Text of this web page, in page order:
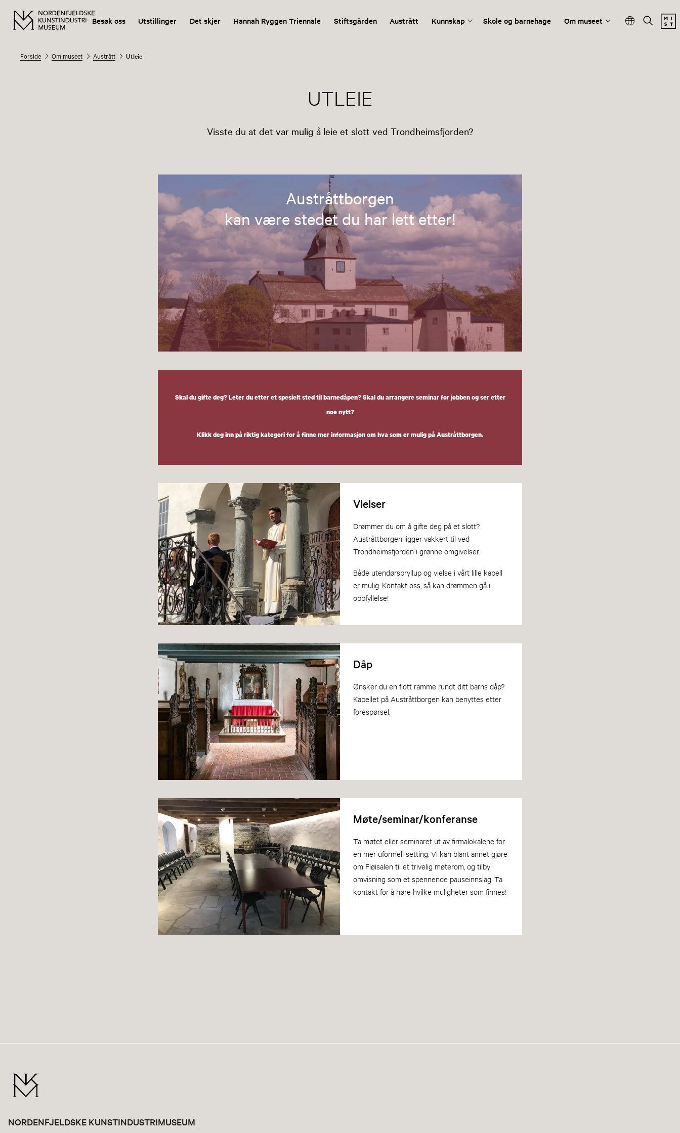
Besøk oss Utstillinger Det skjer Hannah Ryggen Triennale Stiftsgården Austrått Kunnskap Skole og barnehage Om museet
Forside Om museet Austrått Utleie
UTLEIE
Visste du at det var mulig å leie et slott ved Trondheimsfjorden?
Austråttborgen
kan være stedet du har lett etter!
Skal du gifte deg? Leter du etter et spesielt sted til barnedåpen? Skal du arrangere seminar for jobben og ser etter
noe nytt?
Klikk deg inn på riktig kategori for å finne mer informasjon om hva som er mulig på Austråttborgen.
Vielser
Drømmer du om å gifte deg på et slott?
Austråttborgen ligger vakkert til ved
Trondheimsfjorden i grønne omgivelser.
Både utendørsbryllup og vielse i vårt lille kapell
er mulig. Kontakt oss, så kan drømmen gå i
oppfyllelse!
Dåp
Ønsker du en flott ramme rundt ditt barns dåp?
Kapellet på Austråttborgen kan benyttes etter
forespørsel.
Møte/seminar/konferanse
Ta møtet eller seminaret ut av firmalokalene for
en mer uformell setting. Vi kan blant annet gjøre
om Fløisalen til et trivelig møterom, og tilby
omvisning som et spennende pauseinnslag. Ta
kontakt for å høre hvilke muligheter som finnes!
NORDENFJELDSKE KUNSTINDUSTRIMUSEUM